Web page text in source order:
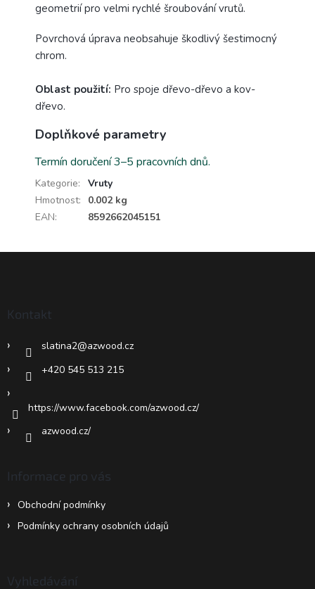
geometrií pro velmi rychlé šroubování vrutů.
Povrchová úprava neobsahuje škodlivý šestimocný
chrom.
Oblast použití: Pro spoje dřevo-dřevo a kov-
dřevo.
Doplňkové parametry
Termín doručení 3–5 pracovních dnů.
Kategorie:
Vruty
Hmotnost:
0.002 kg
EAN: 8592662045151
Kontakt
slatina2@azwood.cz
+420 545 513 215
https://www.facebook.com/azwood.cz/
azwood.cz/
Informace pro vás
Obchodní podmínky
Podmínky ochrany osobních údajů
Vyhledávání